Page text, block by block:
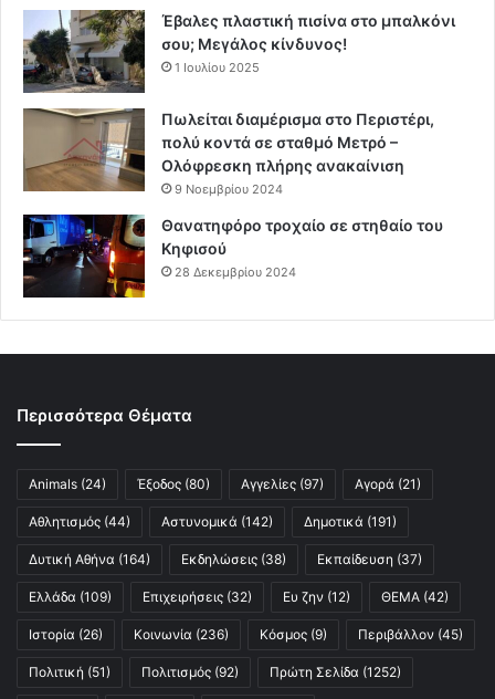
Έβαλες πλαστική πισίνα στο μπαλκόνι
σου; Μεγάλος κίνδυνος!
1 Ιουλίου 2025
Πωλείται διαμέρισμα στο Περιστέρι,
πολύ κοντά σε σταθμό Μετρό –
Ολόφρεσκη πλήρης ανακαίνιση
9 Νοεμβρίου 2024
Θανατηφόρο τροχαίο σε στηθαίο του
Κηφισού
28 Δεκεμβρίου 2024
Περισσότερα Θέματα
Animals (24) Έξοδος (80) Αγγελίες (97) Αγορά (21)
Αθλητισμός (44) Αστυνομικά (142) Δημοτικά (191)
Δυτική Αθήνα (164) Εκδηλώσεις (38) Εκπαίδευση (37)
Ελλάδα (109) Επιχειρήσεις (32) Ευ ζην (12) ΘΕΜΑ (42)
Ιστορία (26) Κοινωνία (236) Κόσμος (9) Περιβάλλον (45)
Πολιτική (51) Πολιτισμός (92) Πρώτη Σελίδα (1252)